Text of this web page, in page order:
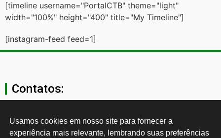
[timeline username="PortalCTB" theme="light"
width="100%" height="400" title="My Timeline"]
[instagram-feed feed=1]
Contatos:
secgeral@ctb.org.br
Usamos cookies em nosso site para fornecer a
experiência mais relevante, lembrando suas preferências